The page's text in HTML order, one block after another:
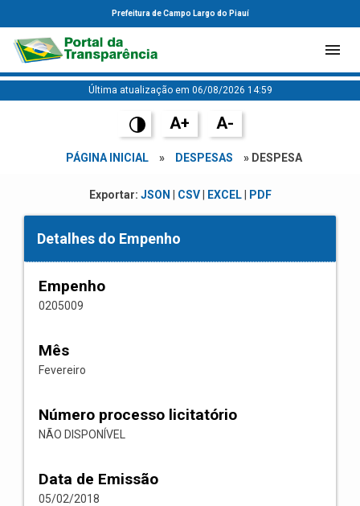
Prefeitura de Campo Largo do Piauí
Última atualização em 06/08/2026 14:59
A+ A-
PÁGINA INICIAL » DESPESAS » DESPESA
Exportar: JSON CSV| EXCEL| PDF
Detalhes do Empenho
Empenho
0205009
Mês
Fevereiro
Número processo licitatório
NÃO DISPONÍVEL
Data de Emissão
05/02/2018